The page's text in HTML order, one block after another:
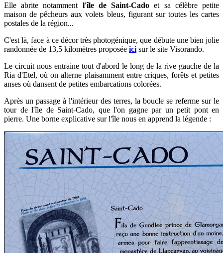
Elleabrite notamment l'île de Saint-Cado et sa célèbre petite
maison de pêcheurs aux volets bleus, figurant sur toutes les cartes
postales de la région...
C'est là, face à ce décor très photogénique, que débute une bien jolie
randonnée de 13,5 kilomètres proposée ici sur le site Visorando.
Le circuit nous entraine tout d'abord le long de la rive gauche de la
Ria d'Etel, où on alterne plaisamment entre criques, forêts et petites
anses où dansent de petites embarcations colorées.
Après un passage à l'intérieur des terres, la boucle se referme sur le
tour de l'île de Saint-Cado, que l'on gagne par un petit pont en
pierre. Une borne explicative sur l'île nous en apprend la légende :